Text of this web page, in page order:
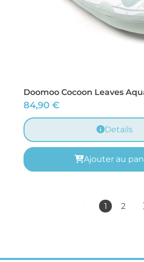
Doomoo Cocoon Leaves
84,90 €
Details
Ajouter au
1 2